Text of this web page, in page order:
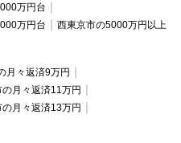
万円台
万円台 西東京市の5000万円以上
月々返済9万円
月々返済11万円
月々返済13万円